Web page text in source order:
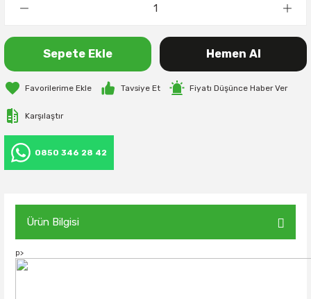
Sepete Ekle Hemen Al
Tavsiye Et Fiyatı Düşünce Haber Ver
Karşılaştır
0850 346 28 42
Ürün Bilgisi
p>